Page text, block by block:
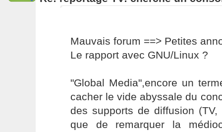
Mauvais forum ==> Petites
Le rapport avec GNU/Linux ?
"Global Media",encore un
cacher le vide abyssale du
des supports de diffusion
que de remarquer la